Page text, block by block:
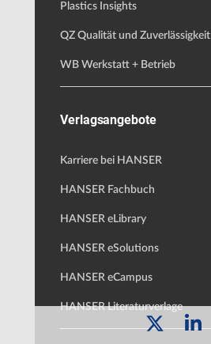
Plastics Insights
QZ Qualität und Zuverlässigkeit
WB Werkstatt + Betrieb
Verlagsangebote
Karriere bei HANSER
HANSER Fachbuch
HANSER eLibrary
HANSER eSolutions
HANSER eCampus
HANSER Literaturverlage